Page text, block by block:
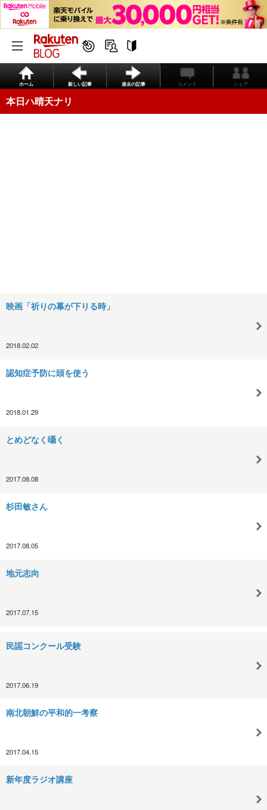
ホーム 新しい記事 過去の記事 コメント シェア
本日ハ晴天ナリ
映画「祈りの幕が下りる時」
2018.02.02
認知症予防に頭を使う
2018.01.29
とめどなく囁く
2017.08.08
杉田敏さん
2017.08.05
地元志向
2017.07.15
民謡コンクール受験
2017.06.19
南北朝鮮の平和的一考察
2017.04.15
新年度ラジオ講座